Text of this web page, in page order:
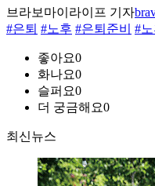
브라보마이라이프 기자
#은퇴 #노후 #은퇴준비 #
좋아요0
화나요0
슬퍼요0
더 궁금해요0
최신뉴스